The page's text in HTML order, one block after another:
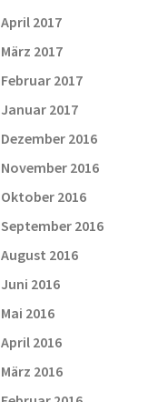
April 2017
März 2017
Februar 2017
Januar 2017
Dezember 2016
November 2016
Oktober 2016
September 2016
August 2016
Juni 2016
Mai 2016
April 2016
März 2016